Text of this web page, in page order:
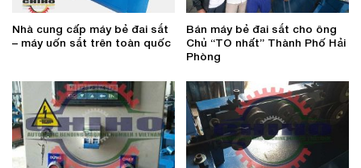
Nhà cung cấp máy bẻ đai sắt
– máy uốn sắt trên toàn quốc
Bán máy bẻ đai sắt cho ông
Chủ “TO nhất” Thành Phố Hải
Phòng